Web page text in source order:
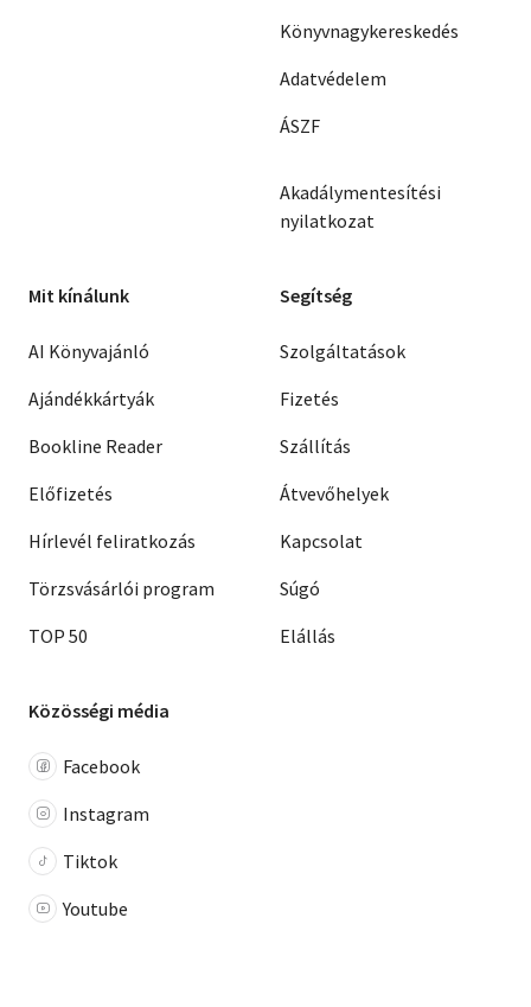
Könyvnagykereskedés
Adatvédelem
ÁSZF
Akadálymentesítési
nyilatkozat
Mit kínálunk
AI Könyvajánló
Ajándékkártyák
Bookline Reader
Előfizetés
Hírlevél feliratkozás
Törzsvásárlói program
TOP 50
Segítség
Szolgáltatások
Fizetés
Szállítás
Átvevőhelyek
Kapcsolat
Súgó
Elállás
Közösségi média
Facebook
Instagram
Tiktok
Youtube